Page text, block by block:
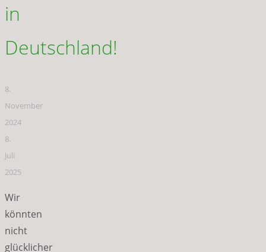
in
Deutschland!
8.
November
2024
8.
Juli
2025
Wir
könnten
nicht
glücklicher